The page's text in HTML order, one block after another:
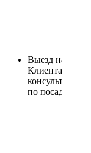
Выезд на
Клиента для
по посадкам